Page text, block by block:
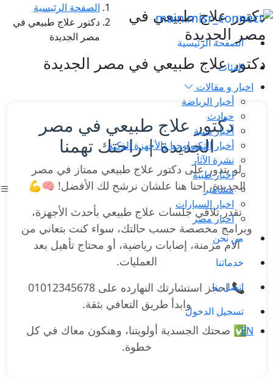
الصفحة الرئيسية
الفئات
اخبار و مقالات
أخبار الرياضة
حوادث
أخبار دينية
أخبار التكنولوجيا والأجهزة الذكية
نشرة الآثار
اخبار طبية
مشاهير
اخبار السيارات
اخبار مصر
من نحن
خدماتنا
اتصل بنا
تسجيل الدخول
EN
دكتور علاج طبيعي في
مصر الجديدة
الصفحة الرئيسية
دكتور علاج طبيعي في
مصر الجديدة
دكتور علاج طبيعي في مصر الجديدة
دكتور علاج طبيعي في مصر
الجديدة | راحتك تهمنا
لو بتدور على دكتور علاج طبيعي ممتاز في مصر
الجديدة، إحنا هنا علشان نرشح لك الأفضل! 🧠💪
تقدر تلاقي جلسات علاج طبيعي بأحدث الأجهزة،
وبرامج مخصصة حسب حالتك، سواء كنت بتعاني من
آلام مزمنة، إصابات رياضية، أو محتاج تأهيل بعد
العمليات.
📞 احجز استشارتك النهارده على 01012345678
وابدأ طريق التعافي بثقة.
✅ صحتك الجسدية أولويتنا، وهنكون معاك في كل
خطوة.